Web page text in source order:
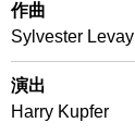
作曲
Sylvester Levay
演出
Harry Kupfer